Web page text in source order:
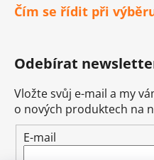
Čím se řídit při
Odebírat
Vložte svůj e-mail a my
o nových produktech na
E-mail